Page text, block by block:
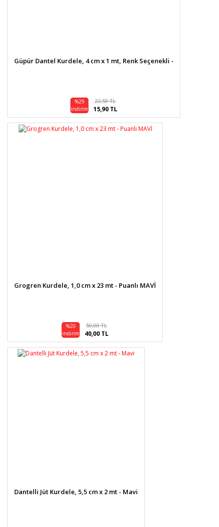
Güpür Dantel Kurdele, 4 cm x 1 mt, Renk Seçenekli -
%29
indirim
22,50 TL
15,90 TL
Grogren Kurdele, 1,0 cm x 23 mt - Puanlı MAVİ
%20
indirim
50,00 TL
40,00 TL
Dantelli Jüt Kurdele, 5,5 cm x 2 mt - Mavi